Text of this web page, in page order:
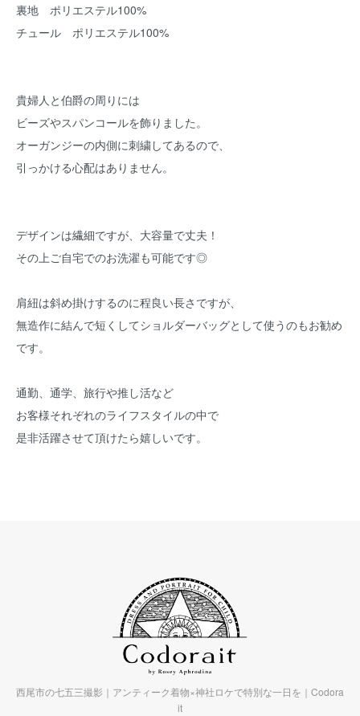
裏地 ポリエステル100%
チュール ポリエステル100%
貴婦人と伯爵の周りには
ビーズやスパンコールを飾りました。
オーガンジーの内側に刺繍してあるので、
引っかける心配はありません。
デザインは繊細ですが、大容量で丈夫！
その上ご自宅でのお洗濯も可能です◎
肩紐は斜め掛けするのに程良い長さですが、
無造作に結んで短くしてショルダーバッグとして使うのもお勧め
です。
通勤、通学、旅行や推し活など
お客様それぞれのライフスタイルの中で
是非活躍させて頂けたら嬉しいです。
西尾市の七五三撮影｜アンティーク着物×神社ロケで特別な一日を｜Codora
it